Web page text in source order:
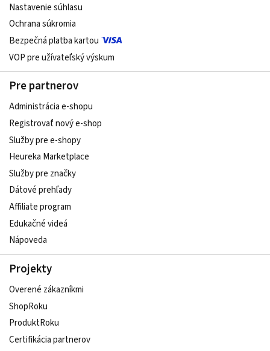
Nastavenie súhlasu
Ochrana súkromia
Bezpečná platba kartou
VOP pre užívateľský výskum
Pre partnerov
Administrácia e-shopu
Registrovať nový e-shop
Služby pre e‑shopy
Heureka Marketplace
Služby pre značky
Dátové prehľady
Affiliate program
Edukačné videá
Nápoveda
Projekty
Overené zákazníkmi
ShopRoku
ProduktRoku
Certifikácia partnerov